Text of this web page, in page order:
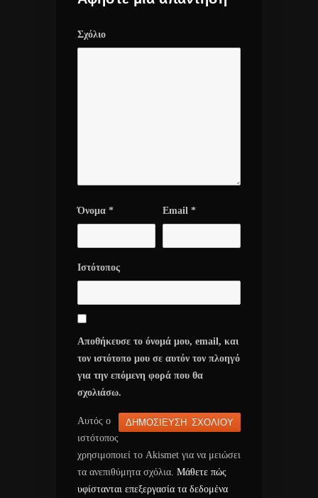
Σχόλιο
Όνομα * Email *
Ιστότοπος
Αποθήκευσε το όνομά μου, email, και
τον ιστότοπο μου σε αυτόν τον πλοηγό
για την επόμενη φορά που θα
σχολιάσω.
Αυτός ο
ιστότοπος
χρησιμοποιεί το Akismet για να μειώσει
τα ανεπιθύμητα σχόλια. Μάθετε πώς
υφίστανται επεξεργασία τα δεδομένα